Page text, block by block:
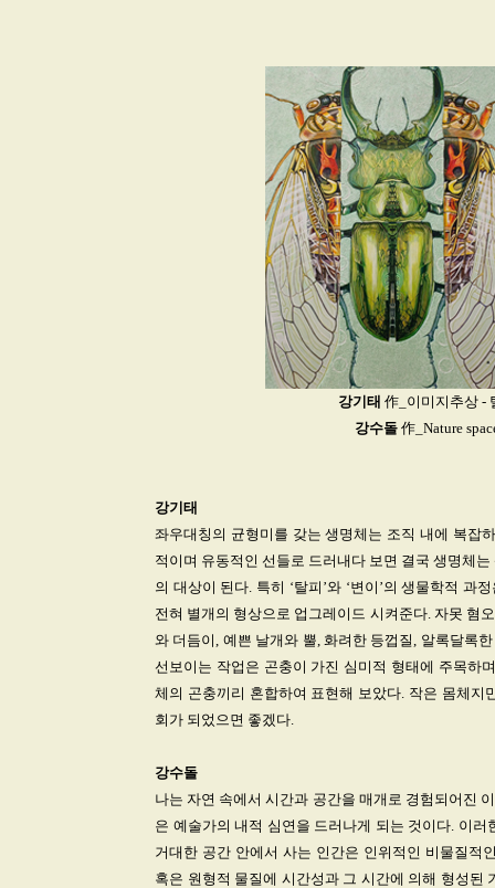
강기태 作_이미지추상 -
강수돌作_Nature
강기태
좌우대칭의 균형미를 갖는 생명체는 조직 내에 복잡
적이며 유동적인 선들로 드러내다 보면 결국 생명체
의 대상이 된다. 특히 ‘탈피’와 ‘변이’의 생물학적
전혀 별개의 형상으로 업그레이드 시켜준다. 자못 혐
와 더듬이, 예쁜 날개와 뿔, 화려한 등껍질, 알록달록
선보이는 작업은 곤충이 가진 심미적 형태에 주목하
체의 곤충끼리 혼합하여 표현해 보았다. 작은 몸체
회가 되었으면 좋겠다.
강수돌
나는 자연 속에서 시간과 공간을 매개로 경험되어진
은 예술가의 내적 심연을 드러나게 되는 것이다. 이
거대한 공간 안에서 사는 인간은 인위적인 비물질적
혹은 원형적 물질에 시간성과 그 시간에 의해 형성된